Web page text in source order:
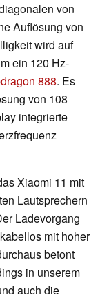
von
Auflösung von
wird auf
ein 120 Hz-
888. Es
von 108
integrierte
Xiaomi 11 mit
Lautsprechern
Ladevorgang
mit hoher
betont
in unserem
auch die